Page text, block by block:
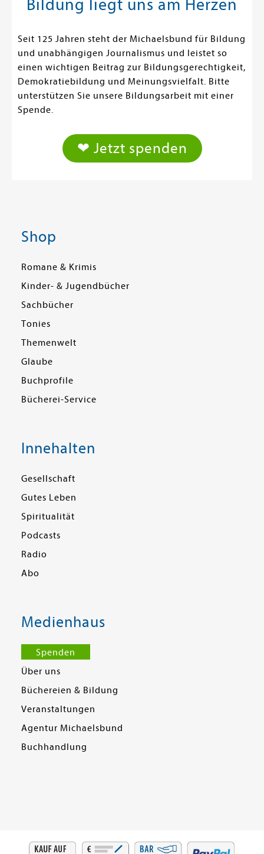
Bildung liegt uns am Herzen
Seit 125 Jahren steht der Michaelsbund für Bildung
und unabhängigen Journalismus und leistet so
einen wichtigen Beitrag zur Bildungsgerechtigkeit,
Demokratiebildung und Meinungsvielfalt. Bitte
unterstützen Sie unsere Bildungsarbeit mit einer
Spende.
❤ Jetzt spenden
Shop
Romane & Krimis
Kinder- & Jugendbücher
Sachbücher
Tonies
Themenwelt
Glaube
Buchprofile
Bücherei-Service
Innehalten
Gesellschaft
Gutes Leben
Spiritualität
Podcasts
Radio
Abo
Medienhaus
Spenden
Über uns
Büchereien & Bildung
Veranstaltungen
Agentur Michaelsbund
Buchhandlung